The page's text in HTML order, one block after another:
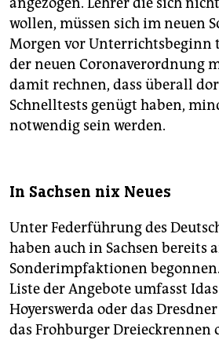
wollen, müssen sich im neuen
Morgen vor Unterrichtsbeginn
der neuen Coronaverordnung
damit rechnen, dass überall
Schnelltests genügt haben,
notwendig sein werden.
In Sachsen nix Neues
Unter Federführung des
haben auch in Sachsen bereits
Sonderimpfaktionen
Liste der Angebote umfasst
Hoyerswerda oder das
das Frohburger Dreieckrennen